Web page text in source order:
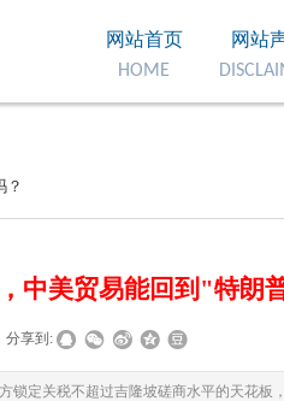
网站首页 网站
HOME
？
中美贸易能回到"特朗
分享到:
锁定关税不超过吉隆坡磋商水平的天花